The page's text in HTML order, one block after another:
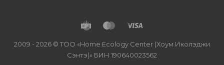
2009 - 2026 © ТОО «Home Ecology Center (Хоум Иколэджи
Сэнтэ)» БИН 190640023562